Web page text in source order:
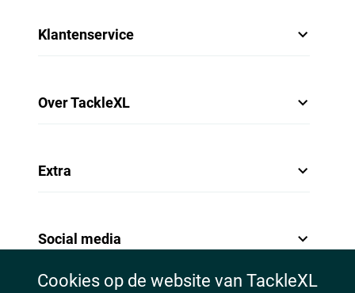
Klantenservice
Over TackleXL
Extra
Social media
Cookies op de website van TackleXL